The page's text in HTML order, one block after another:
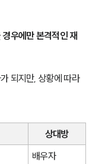
우에만 본격적인 재
되지만, 상황에 따라
상대방
배우자